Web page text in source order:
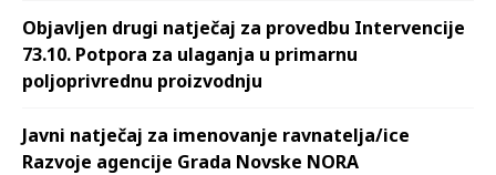
Objavljen drugi natječaj za provedbu Intervencije
73.10. Potpora za ulaganja u primarnu
poljoprivrednu proizvodnju
Javni natječaj za imenovanje ravnatelja/ice
Razvoje agencije Grada Novske NORA